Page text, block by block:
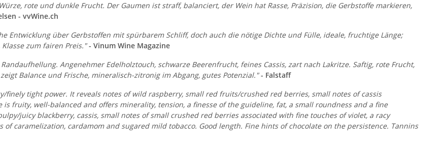
rote und dunkle Frucht. Der Gaumen ist straff, balanciert, der Wein hat Rasse, Präzision, die Gerbstoffe markieren,
- vvWine.ch
Entwicklung über Gerbstoffen mit spürbarem Schliff, doch auch die nötige Dichte und Fülle, ideale, fruchtige Länge;
zum fairen Preis."- Vinum Wine Magazine
Angenehmer Edelholztouch, schwarze Beerenfrucht, feines Cassis, zart nach Lakritze. Saftig, rote Frucht,
Balance und Frische, mineralisch-zitronig im Abgang, gutes Potenzial."- Falstaff
finely tight power. It reveals notes of wild raspberry, small red fruits/crushed red berries, small notes of cassis
fruity, well-balanced and offers minerality, tension, a finesse of the guideline, fat, a small roundness and a fine
juicy blackberry, cassis, small notes of small crushed red berries associated with fine touches of violet, a racy
caramelization, cardamom and sugared mild tobacco. Good length. Fine hints of chocolate on the persistence. Tannins